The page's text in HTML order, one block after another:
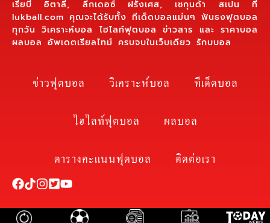
เรียบี อิตาลี, ลีกเดอซ์ ฝรั่งเศส, เซกุนด้า สเปน ที่
lukball.com คุณจะได้รับทั้ง ทีเด็ดบอลแม่นๆ ฟันธงฟุตบอล
ทุกวัน วิเคราะห์บอล ไฮไลท์ฟุตบอล ข่าวสาร และ ราคาบอล
ผลบอล อัพเดตเรียลไทม์ ครบจบในเว็บเดียว รักบบอล
ข่าวฟุตบอล วิเคราะห์บอล
ทีเด็ดบอล
ไฮไลท์ฟุตบอล
ผลบอล
ตารางคะแนนฟุตบอล
ติดต่อเรา